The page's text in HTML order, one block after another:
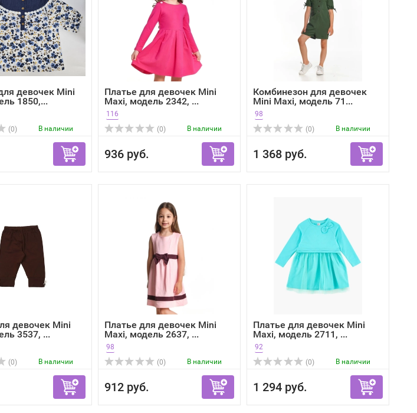
девочек Mini
1850,...
(0)
В наличии
Платье для девочек Mini
Maxi, модель 2342, ...
116
(0)
В наличии
936 руб.
Комбинезон для девочек
Mini Maxi, модель 71...
98
(0)
В наличии
1 368 руб.
девочек Mini
3537, ...
(0)
В наличии
Платье для девочек Mini
Maxi, модель 2637, ...
98
(0)
В наличии
912 руб.
Платье для девочек Mini
Maxi, модель 2711, ...
92
(0)
В наличии
1 294 руб.